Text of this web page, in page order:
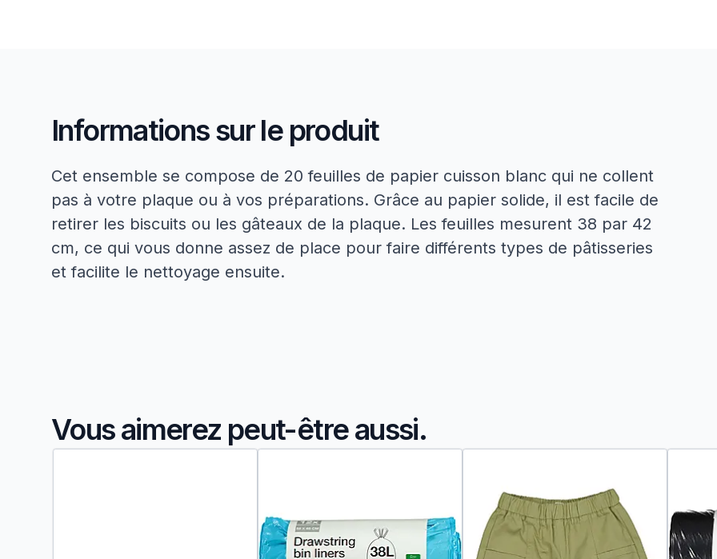
Informations sur le produit
Cet ensemble se compose de 20 feuilles de papier cuisson blanc qui ne collent
pas à votre plaque ou à vos préparations. Grâce au papier solide, il est facile de
retirer les biscuits ou les gâteaux de la plaque. Les feuilles mesurent 38 par 42
cm, ce qui vous donne assez de place pour faire différents types de pâtisseries
et facilite le nettoyage ensuite.
Vous aimerez peut-être aussi.